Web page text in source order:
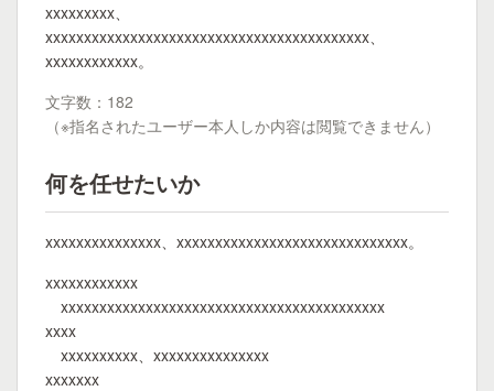
xxxxxxxxx、
xxxxxxxxxxxxxxxxxxxxxxxxxxxxxxxxxxxxxxxxxx、
xxxxxxxxxxxx。
文字数：182
（※指名されたユーザー本人しか内容は閲覧できません）
何を任せたいか
xxxxxxxxxxxxxxx、xxxxxxxxxxxxxxxxxxxxxxxxxxxxxx。
xxxxxxxxxxxx
xxxxxxxxxxxxxxxxxxxxxxxxxxxxxxxxxxxxxxxxxx
xxxx
xxxxxxxxxx、xxxxxxxxxxxxxxx
xxxxxxx